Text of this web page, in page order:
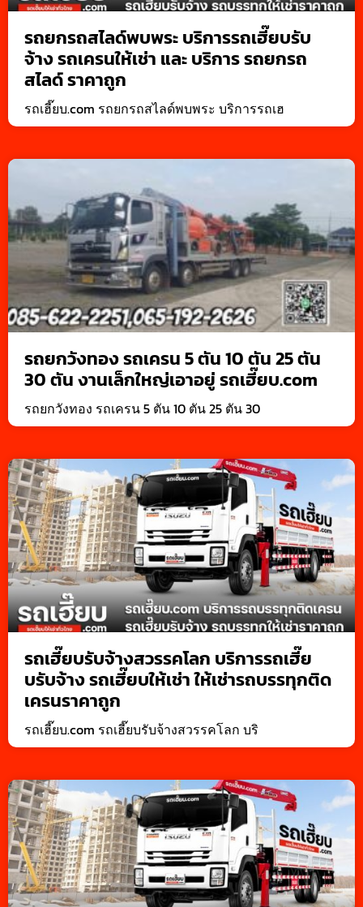
รถยกรถสไลด์พบพระ บริการรถเฮี๊ยบรับ
จ้าง รถเครนให้เช่า และ บริการ รถยกรถ
สไลด์ ราคาถูก
รถเฮี๊ยบ.com รถยกรถสไลด์พบพระ บริการรถเฮ
รถยกวังทอง รถเครน 5 ตัน 10 ตัน 25 ตัน
30 ตัน งานเล็กใหญ่เอาอยู่ รถเฮี๊ยบ.com
รถยกวังทอง รถเครน 5 ตัน 10 ตัน 25 ตัน 30
รถเฮี๊ยบรับจ้างสวรรคโลก บริการรถเฮี๊ย
บรับจ้าง รถเฮี๊ยบให้เช่า ให้เช่ารถบรรทุกติด
เครนราคาถูก
รถเฮี๊ยบ.com รถเฮี๊ยบรับจ้างสวรรคโลก บริ